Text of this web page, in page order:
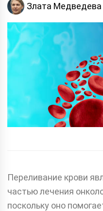
Злата Медведева
Переливание крови
частью лечения
поскольку оно